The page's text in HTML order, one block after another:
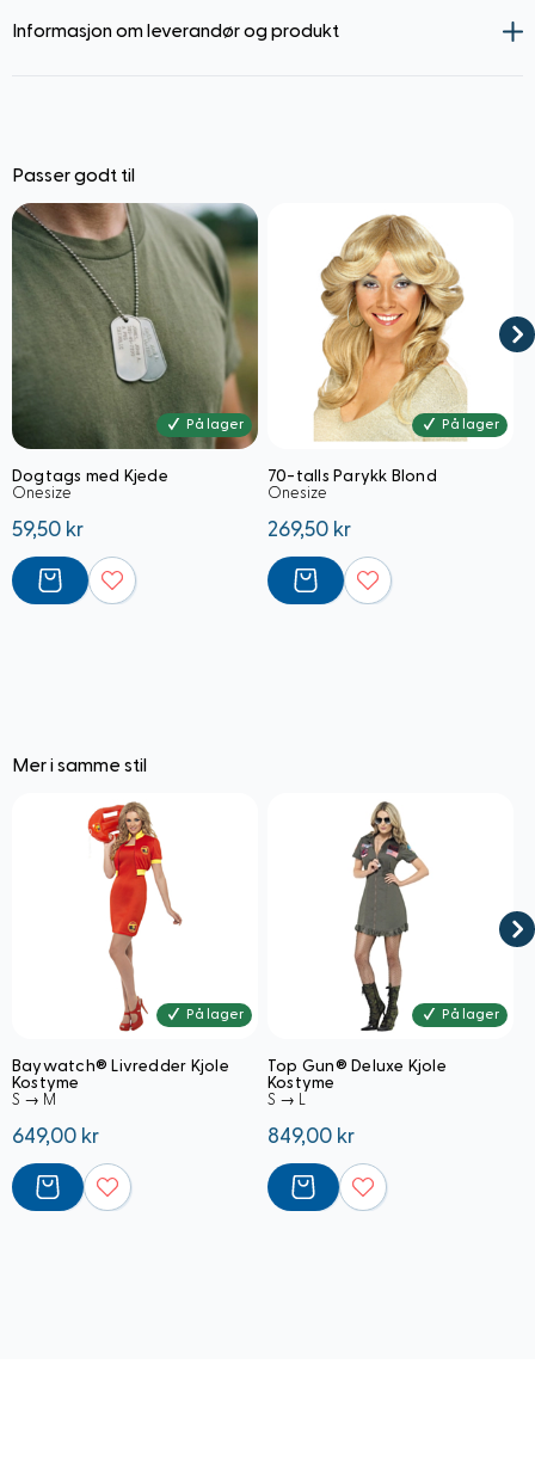
Informasjon om leverandør og produkt
Passer godt til
Navigating through the elements of the carousel is possible
Press to skip carousel
Press to go to carousel navigation
På lager
Dogtags med Kjede
Onesize
59,50 kr
På lager
70-talls Parykk Blond
Onesize
269,50 kr
Mer i samme stil
Navigating through the elements of the carousel is possible
Press to skip carousel
Press to go to carousel navigation
På lager
Baywatch® Livredder Kjole
Kostyme
S → M
649,00 kr
På lager
Top Gun® Deluxe Kjole
Kostyme
S → L
849,00 kr